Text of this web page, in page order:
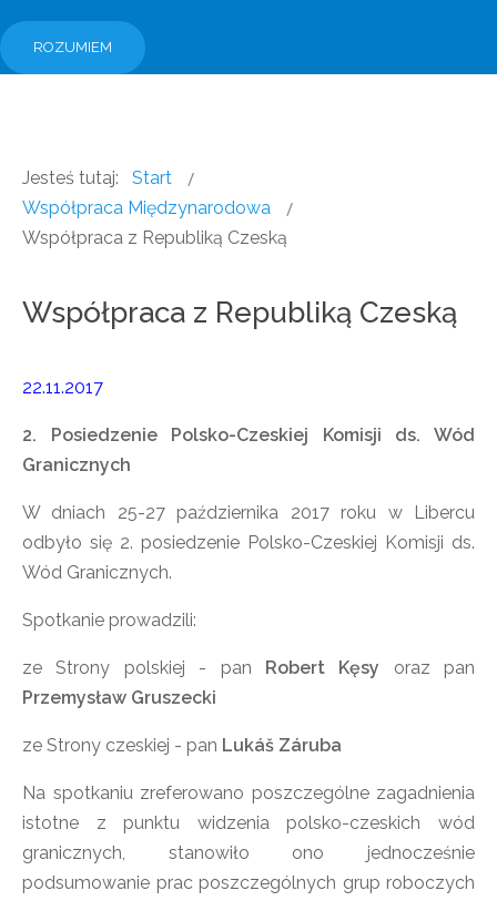
ROZUMIEM
Jesteś tutaj:
Start
Współpraca Międzynarodowa
Współpraca z Republiką Czeską
Współpraca z Republiką Czeską
22.11.2017
2. Posiedzenie Polsko-Czeskiej Komisji ds. Wód
Granicznych
W dniach 25-27 października 2017 roku w Libercu
odbyło się 2. posiedzenie Polsko-Czeskiej Komisji ds.
Wód Granicznych.
Spotkanie prowadzili:
ze Strony polskiej - pan Robert Kęsy oraz pan
Przemysław Gruszecki
ze Strony czeskiej - pan Lukáš Záruba
Na spotkaniu zreferowano poszczególne zagadnienia
istotne z punktu widzenia polsko-czeskich wód
granicznych, stanowiło ono jednocześnie
podsumowanie prac poszczególnych grup roboczych